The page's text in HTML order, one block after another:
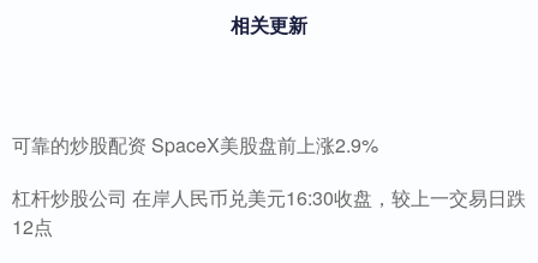
相关更新
可靠的炒股配资 SpaceX美股盘前上涨2.9%
杠杆炒股公司 在岸人民币兑美元16:30收盘，较上一交易日跌
12点